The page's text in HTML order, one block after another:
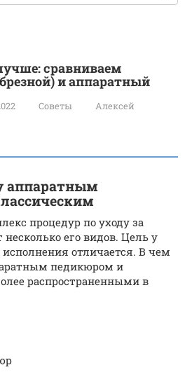
сравниваем
и аппаратный
Советы
Алексей
аппаратным
процедур по уходу за
его видов. Цель у
исполнения отличается. В чем
педикюром и
распространенными в